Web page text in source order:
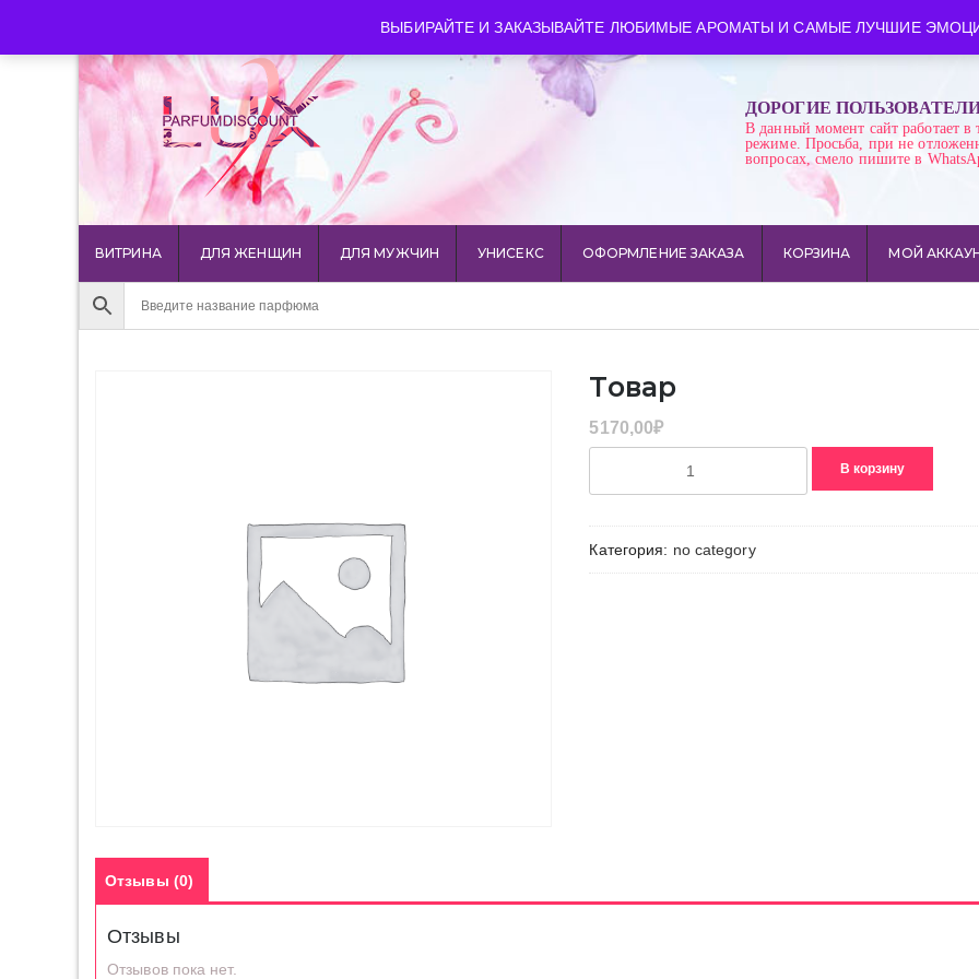
ВЫБИРАЙТЕ И ЗАКАЗЫВАЙТЕ ЛЮБИМЫЕ АРОМАТЫ И САМЫЕ ЛУЧШИЕ
+7 903 544 11 18 г. Москва Время работы: пн-сб 10:00-21:00
ДОРОГИЕ
В данный момент сайт работает в
режиме. Просьба, при не
вопросах, смело пишите в
ВИТРИНА ДЛЯ ЖЕНЩИН ДЛЯ МУЖЧИН УНИСЕКС ОФОРМЛЕНИЕ ЗАКАЗА КОРЗИНА МОЙ
Товар
5170,00₽
В корзину
Категория: no category
Отзывы (0)
Отзывы
Отзывов пока нет.